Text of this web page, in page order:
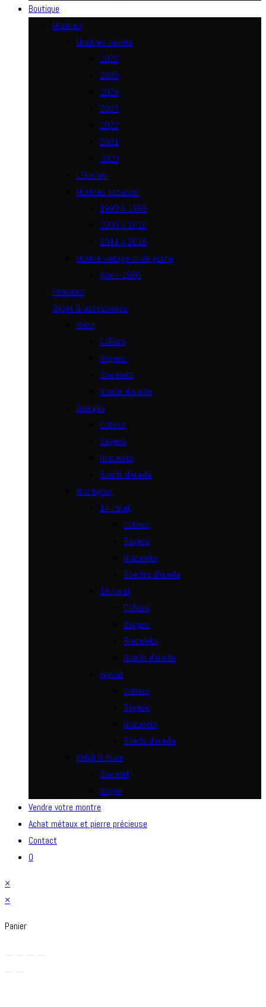
Boutique
Montres
Montres neuves
2026
2025
2024
2023
2022
2021
2020
L’Duchen
Montres occasion
1990 à 1999
2000 à 2010
2011 à 2019
Montre vintage et de poche
Avant 1990
Pendules
Bijoux & accessoires
Blush
Colliers
Bagues
Bracelets
Boucle d’oreille
Georgini
Colliers
Bagues
Bracelets
Boucle d’oreille
Nos bijoux
14 carat
Colliers
Bagues
Bracelets
Boucles d’oreille
18 carat
Colliers
Bagues
Bracelets
Boucle d’oreille
Argent
Colliers
Bagues
Bracelets
Boucle d’oreille
Rebel & Rose
Bracelet
Bague
Vendre votre montre
Achat métaux et pierre précieuse
Contact
0
×
×
Panier